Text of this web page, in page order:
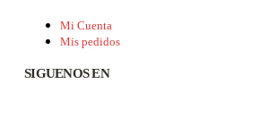
Mi Cuenta
Mis pedidos
SIGUENOS EN